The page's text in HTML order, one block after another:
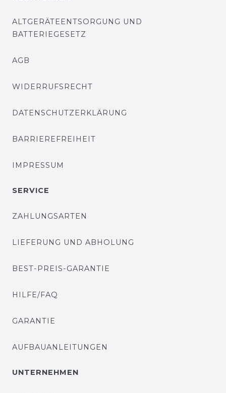
ALTGERÄTEENTSORGUNG UND
BATTERIEGESETZ
AGB
WIDERRUFSRECHT
DATENSCHUTZERKLÄRUNG
BARRIEREFREIHEIT
IMPRESSUM
SERVICE
ZAHLUNGSARTEN
LIEFERUNG UND ABHOLUNG
BEST-PREIS-GARANTIE
HILFE/FAQ
GARANTIE
AUFBAUANLEITUNGEN
UNTERNEHMEN